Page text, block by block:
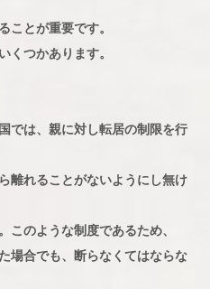
ことが重要です。
くつかあります。
では、親に対し転居の制限を行
離れることがないようにし無け
このような制度であるため、
場合でも、断らなくてはならな